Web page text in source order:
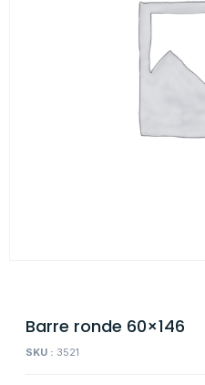
Barre ronde 60×146
SKU : 3521